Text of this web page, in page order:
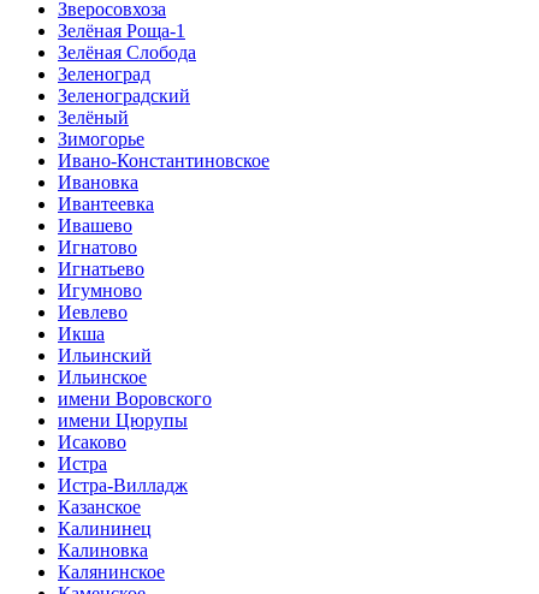
Зверосовхоза
Зелёная Роща-1
Зелёная Слобода
Зеленоград
Зеленоградский
Зелёный
Зимогорье
Ивано-Константиновское
Ивановка
Ивантеевка
Ивашево
Игнатово
Игнатьево
Игумново
Иевлево
Икша
Ильинский
Ильинское
имени Воровского
имени Цюрупы
Исаково
Истра
Истра-Вилладж
Казанское
Калининец
Калиновка
Калянинское